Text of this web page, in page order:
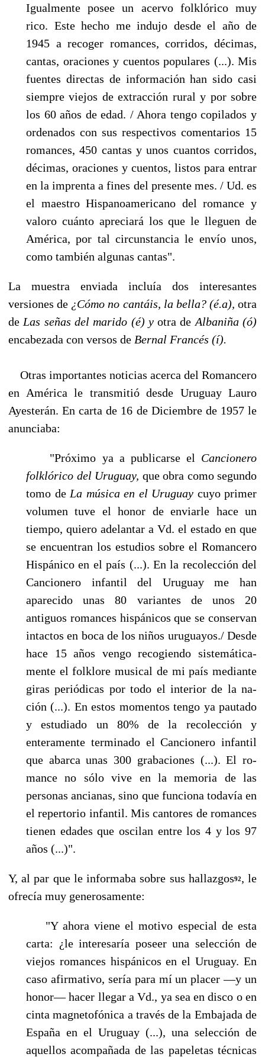
Igualmente posee un acervo folklórico muy
rico. Este hecho me indujo desde el año de
1945 a recoger romances, corridos, décimas,
cantas, oraciones y cuentos populares (...). Mis
fuentes directas de infor­mación han sido casi
siempre viejos de extracción rural y por sobre
los 60 años de edad. / Ahora tengo copilados y
ordenados con sus respectivos comentarios 15
romances, 450 cantas y unos cuantos corridos,
décimas, oraciones y cuentos, listos para entrar
en la imprenta a fi­nes del presente mes. / Ud. es
el maestro Hispanoamericano del romance y
valoro cuánto apreciará los que le lleguen de
América, por tal circunstancia le envío unos,
como también al­gunas cantas".
La muestra enviada incluía dos interesantes
versiones de ¿Cómo no cantáis, la bella? (é.a), otra
de Las señas del marido (é) yotra de Albaniña (ó)
encabezada con versos de Bernal Francés (í).
Otras importantes noticias acerca del Romancero
en América le transmitió desde Uruguay Lauro
Ayesterán. En carta de 16 de Diciembre de 1957 le
anunciaba:
"Próximo ya a publicarse el Cancionero
folklórico del Uruguay, que obra como segundo
tomo de La música en el Uruguay cuyo primer
volumen tuve el honor de enviarle hace un
tiempo, quiero adelantar a Vd. el estado en que
se encuentran los estudios sobre el Roman­cero
Hispánico en el país (...). En la recolección del
Cancionero infantil del Uruguay me han
aparecido unas 80 variantes de unos 20
antiguos romances hispánicos que se conservan
in­tactos en boca de los niños uruguayos./ Desde
hace 15 años vengo recogiendo sistemática­
mente el folklore musical de mi país mediante
giras periódicas por todo el interior de la na­
ción (...). En estos momentos tengo ya pautado
y estudiado un 80% de la recolección y
enteramente terminado el Cancionero infantil
que abarca unas 300 grabaciones (...). El ro­
mance no sólo vive en la memoria de las
personas ancianas, sino que funciona todavía en
el repertorio infantil. Mis cantores de romances
tienen edades que oscilan entre los 4 y los 97
años (...)".
Y, al par que le informaba sobre sus hallazgos92, le
ofrecía muy generosamente:
"Y ahora viene el motivo especial de esta
carta: ¿le interesaría poseer una selección de
vie­jos romances hispánicos en el Uruguay. En
caso afirmativo, sería para mí un placer —y un
honor— hacer llegar a Vd., ya sea en disco o en
cinta magnetofónica a través de la Embaja­da de
España en el Uruguay (...), una selección de
aquellos acompañada de las papeletas téc­nicas